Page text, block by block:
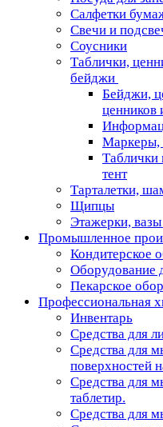
Салфетки
Свечи и
Соусники
Таблички,
бейджи
Бейджи,
ценников
Маркеры,
Таблички
тент
Тарталетки,
Щипцы
Этажерки,
Промышленное
Кондитерское
Оборудование
Пекарское
Профессиональная
Инвентарь
Средства для
Средства для
поверхностей
Средства для
таблетир.
Средства для